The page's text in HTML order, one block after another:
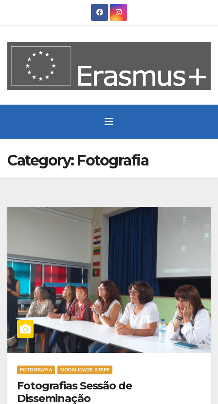
Category: Fotografia
FOTOGRAFIA MODALIDADE STAFF
Fotografias Sessão de
Disseminação